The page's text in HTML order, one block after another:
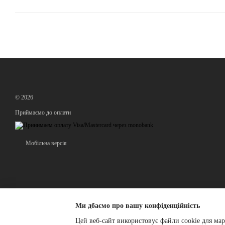
© 2026
Приймаємо до оплати
Мобільна версія
Ми дбаємо про вашу конфіденційність
Цей веб-сайт використовує файли cookie для